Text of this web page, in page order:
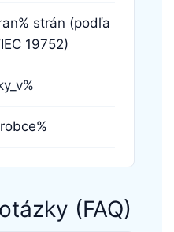
strán (podľa
19752)
(FAQ)